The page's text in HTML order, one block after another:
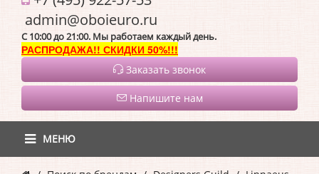
C 10:00 до 21:00. Мы работаем каждый день.
РАСПРОДАЖА!! СКИДКИ 50%!!!
Заказать звонок
Напишите нам
МЕНЮ